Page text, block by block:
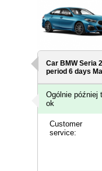
Car BMW Seria
period 6 days
Ogólnie później
ok
Customer
service: